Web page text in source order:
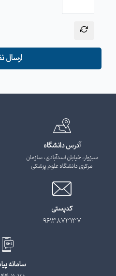
ارسال
آدرس دانشگاه
سبزوار، خیابان اسدآبادی، سازمان
مرکزی دانشگاه علوم پزشکی
کدپستی
9613873137
سامانه